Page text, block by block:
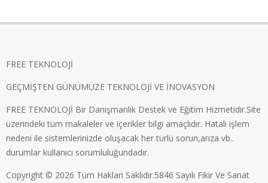
FREE TEKNOLOJİ
GEÇMİŞTEN GÜNÜMÜZE TEKNOLOJİ VE İNOVASYON
FREE TEKNOLOJİ Bir Danışmanlık Destek ve Eğitim Hizmetidir.Site
üzerindeki tüm makaleler ve içerikler bilgi amaçlıdır. Hatalı işlem
nedeni ile sistemlerinizde oluşacak her türlü sorun,arıza vb..
durumlar kullanıcı sorumluluğundadır.
Copyright © 2026 Tüm Hakları Saklıdır.5846 Sayılı Fikir Ve Sanat